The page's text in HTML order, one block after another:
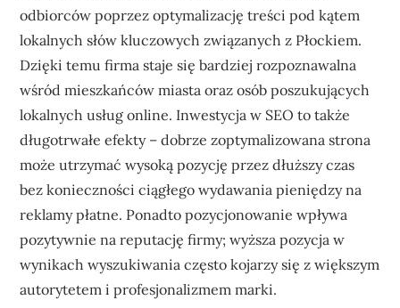
odbiorców poprzez optymalizację treści pod kątem
lokalnych słów kluczowych związanych z Płockiem.
Dzięki temu firma staje się bardziej rozpoznawalna
wśród mieszkańców miasta oraz osób poszukujących
lokalnych usług online. Inwestycja w SEO to także
długotrwałe efekty – dobrze zoptymalizowana strona
może utrzymać wysoką pozycję przez dłuższy czas
bez konieczności ciągłego wydawania pieniędzy na
reklamy płatne. Ponadto pozycjonowanie wpływa
pozytywnie na reputację firmy; wyższa pozycja w
wynikach wyszukiwania często kojarzy się z większym
autorytetem i profesjonalizmem marki.